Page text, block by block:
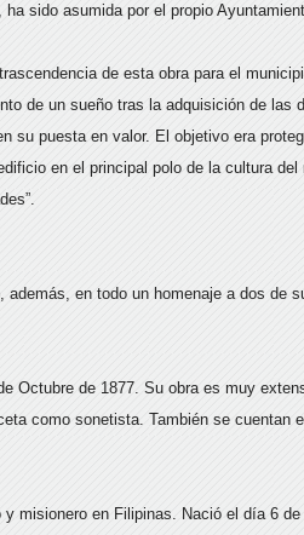
sido asumida por el propio
de esta obra para el
de un sueño tras la adquisición de las
su puesta en valor. El objetivo era
en el principal polo de la cultura del
en todo un homenaje a dos de
Octubre de 1877. Su obra es muy
como sonetista. También se cuentan
misionero en Filipinas. Nació el día 6